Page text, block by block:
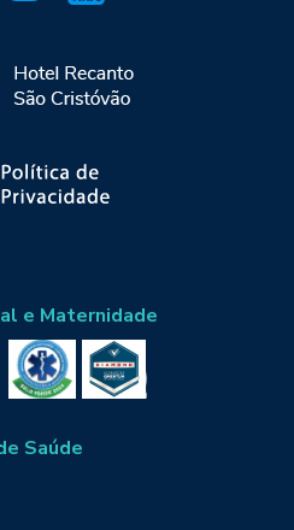
e Maternidade
Saúde